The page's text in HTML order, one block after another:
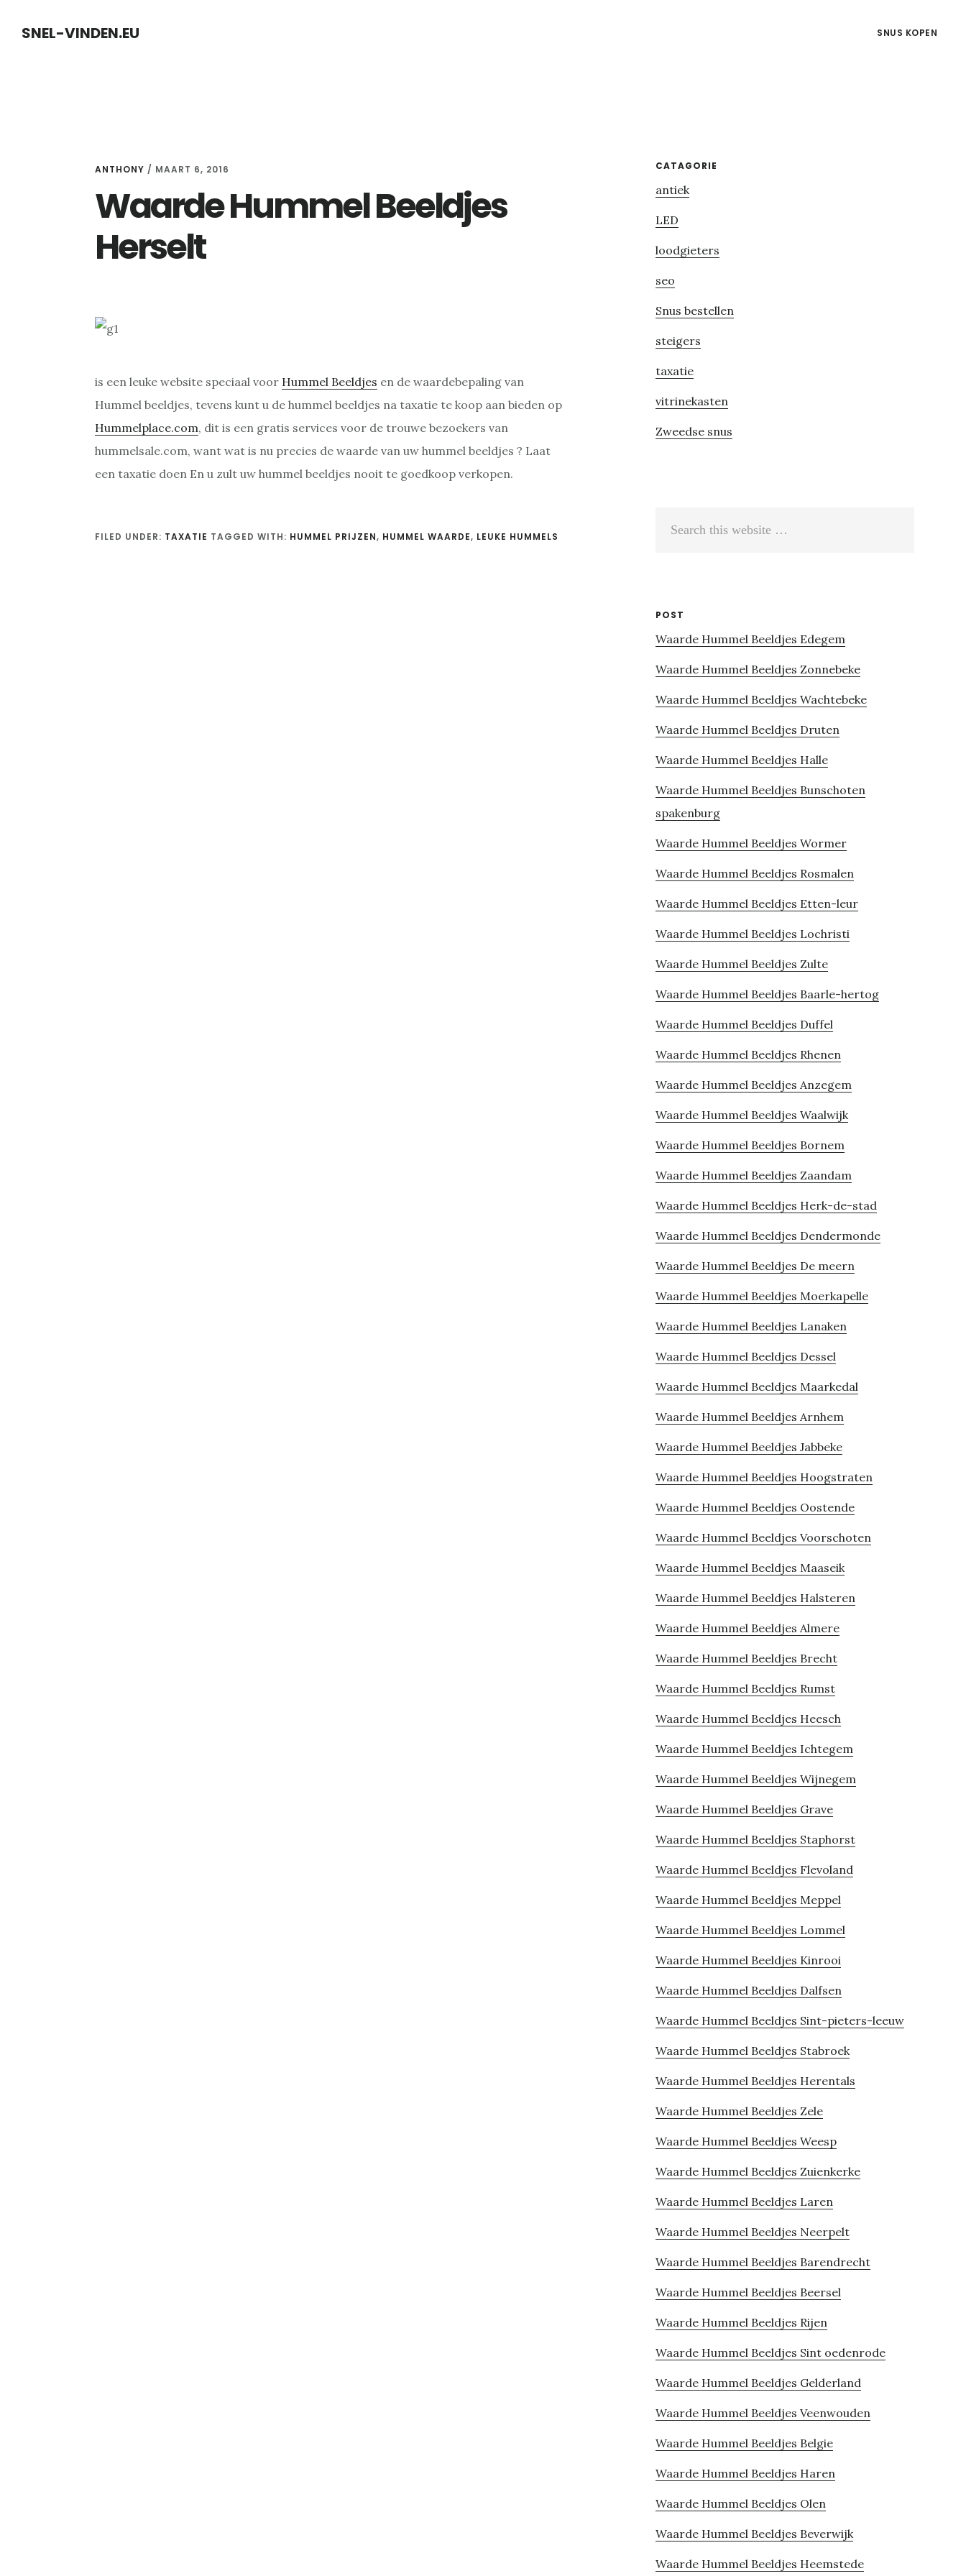
SNEL-VINDEN.EU SNUS KOPEN
ANTHONY / MAART 6, 2016
Waarde Hummel Beeldjes
Herselt
is een leuke website speciaal voor Hummel Beeldjes en de waardebepaling van
Hummel beeldjes, tevens kunt u de hummel beeldjes na taxatie te koop aan bieden op
Hummelplace.com, dit is een gratis services voor de trouwe bezoekers van
hummelsale.com, want wat is nu precies de waarde van uw hummel beeldjes ? Laat
een taxatie doen En u zult uw hummel beeldjes nooit te goedkoop verkopen.
FILED UNDER: TAXATIE TAGGED WITH: HUMMEL PRIJZEN, HUMMEL WAARDE, LEUKE HUMMELS
Primary
Sidebar
CATAGORIE
antiek
LED
loodgieters
seo
Snus bestellen
steigers
taxatie
vitrinekasten
Zweedse snus
POST
Waarde Hummel Beeldjes Edegem
Waarde Hummel Beeldjes Zonnebeke
Waarde Hummel Beeldjes Wachtebeke
Waarde Hummel Beeldjes Druten
Waarde Hummel Beeldjes Halle
Waarde Hummel Beeldjes Bunschoten
spakenburg
Waarde Hummel Beeldjes Wormer
Waarde Hummel Beeldjes Rosmalen
Waarde Hummel Beeldjes Etten-leur
Waarde Hummel Beeldjes Lochristi
Waarde Hummel Beeldjes Zulte
Waarde Hummel Beeldjes Baarle-hertog
Waarde Hummel Beeldjes Duffel
Waarde Hummel Beeldjes Rhenen
Waarde Hummel Beeldjes Anzegem
Waarde Hummel Beeldjes Waalwijk
Waarde Hummel Beeldjes Bornem
Waarde Hummel Beeldjes Zaandam
Waarde Hummel Beeldjes Herk-de-stad
Waarde Hummel Beeldjes Dendermonde
Waarde Hummel Beeldjes De meern
Waarde Hummel Beeldjes Moerkapelle
Waarde Hummel Beeldjes Lanaken
Waarde Hummel Beeldjes Dessel
Waarde Hummel Beeldjes Maarkedal
Waarde Hummel Beeldjes Arnhem
Waarde Hummel Beeldjes Jabbeke
Waarde Hummel Beeldjes Hoogstraten
Waarde Hummel Beeldjes Oostende
Waarde Hummel Beeldjes Voorschoten
Waarde Hummel Beeldjes Maaseik
Waarde Hummel Beeldjes Halsteren
Waarde Hummel Beeldjes Almere
Waarde Hummel Beeldjes Brecht
Waarde Hummel Beeldjes Rumst
Waarde Hummel Beeldjes Heesch
Waarde Hummel Beeldjes Ichtegem
Waarde Hummel Beeldjes Wijnegem
Waarde Hummel Beeldjes Grave
Waarde Hummel Beeldjes Staphorst
Waarde Hummel Beeldjes Flevoland
Waarde Hummel Beeldjes Meppel
Waarde Hummel Beeldjes Lommel
Waarde Hummel Beeldjes Kinrooi
Waarde Hummel Beeldjes Dalfsen
Waarde Hummel Beeldjes Sint-pieters-leeuw
Waarde Hummel Beeldjes Stabroek
Waarde Hummel Beeldjes Herentals
Waarde Hummel Beeldjes Zele
Waarde Hummel Beeldjes Weesp
Waarde Hummel Beeldjes Zuienkerke
Waarde Hummel Beeldjes Laren
Waarde Hummel Beeldjes Neerpelt
Waarde Hummel Beeldjes Barendrecht
Waarde Hummel Beeldjes Beersel
Waarde Hummel Beeldjes Rijen
Waarde Hummel Beeldjes Sint oedenrode
Waarde Hummel Beeldjes Gelderland
Waarde Hummel Beeldjes Veenwouden
Waarde Hummel Beeldjes Belgie
Waarde Hummel Beeldjes Haren
Waarde Hummel Beeldjes Olen
Waarde Hummel Beeldjes Beverwijk
Waarde Hummel Beeldjes Heemstede